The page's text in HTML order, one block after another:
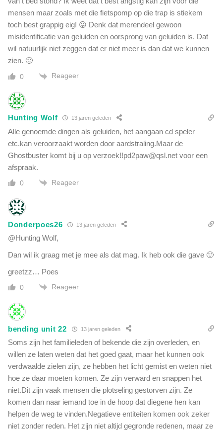
n
mensen maar zoals met die fietspomp op die trap is stiekem
toch best grappig eig! 😛 Denk dat merendeel gewoon
misidentificatie van geluiden en oorsprong van geluiden is. Dat
wil natuurlijk niet zeggen dat er niet meer is dan dat we kunnen
zien. 🙂
0 Reageer
Hunting Wolf 13 jaren geleden
Alle genoemde dingen als geluiden, het aangaan cd speler
etc.kan veroorzaakt worden door aardstraling.Maar de
Ghostbuster komt bij u op verzoek!!pd2paw@qsl.net voor een
afspraak.
0 Reageer
Donderpoes26 13 jaren geleden
@Hunting Wolf,
Dan wil ik graag met je mee als dat mag. Ik heb ook die gave 🙂
greetzz… Poes
0 Reageer
bending unit 22 13 jaren geleden
Soms zijn het familieleden of bekende die zijn overleden, en
willen ze laten weten dat het goed gaat, maar het kunnen ook
verdwaalde zielen zijn, ze hebben het licht gemist en weten niet
hoe ze daar moeten komen. Ze zijn verward en snappen het
niet.Dit zijn vaak mensen die plotseling gestorven zijn. Ze
komen dan naar iemand toe in de hoop dat diegene hen kan
helpen de weg te vinden.Negatieve entiteiten komen ook zeker
niet zonder reden. Het zijn niet altijd gegronde redenen, maar ze